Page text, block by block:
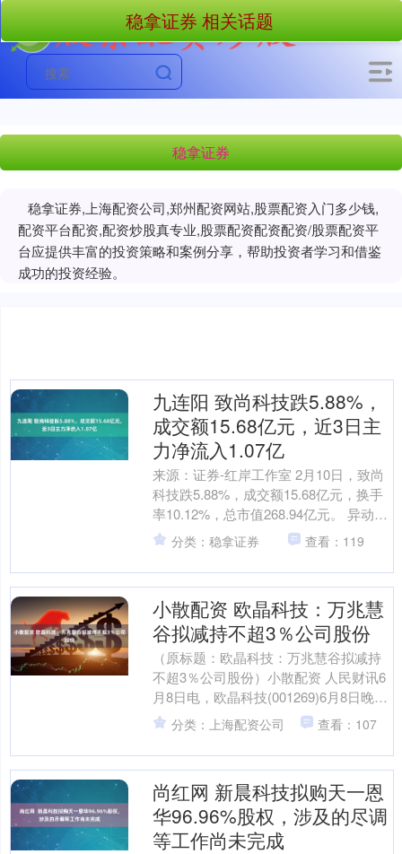
稳拿证券
稳拿证券,上海配资公司,郑州配资网站,股票配资入门多少钱,
配资平台配资,配资炒股真专业,股票配资配资配资/股票配资平
台应提供丰富的投资策略和案例分享，帮助投资者学习和借鉴
成功的投资经验。
稳拿证券 相关话题
九连阳 致尚科技跌5.88%，
成交额15.68亿元，近3日主
力净流入1.07亿
来源：证券-红岸工作室 2月10日，致尚
科技跌5.88%，成交额15.68亿元，换手
率10.12%，总市值268.94亿元。 异动分
析 共封装光学(CPO)+光....
分类：稳拿证券 查看：119
小散配资 欧晶科技：万兆慧
谷拟减持不超3％公司股份
（原标题：欧晶科技：万兆慧谷拟减持
不超3％公司股份）小散配资 人民财讯6
月8日电，欧晶科技(001269)6月8日晚间
公告，持股17.14%的股东天津市万兆慧
谷....
分类：上海配资公司 查看：107
尚红网 新晨科技拟购天一恩
华96.96%股权，涉及的尽调
等工作尚未完成